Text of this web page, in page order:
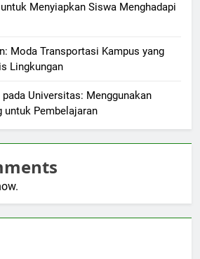
Menyiapkan Siswa Menghadapi
Moda Transportasi Kampus yang
Lingkungan
Universitas: Menggunakan
untuk Pembelajaran